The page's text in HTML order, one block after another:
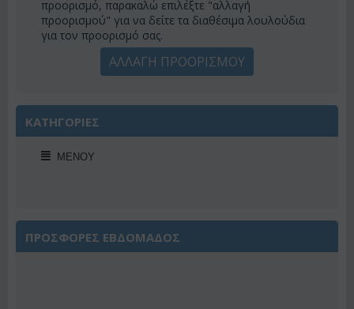
προορισμό, παρακαλώ επιλέξτε "αλλαγή
προορισμού" για να δείτε τα διαθέσιμα λουλούδια
για τον προορισμό σας.
ΑΛΛΑΓΗ ΠΡΟΟΡΙΣΜΟΥ
ΚΑΤΗΓΟΡΙΕΣ
ΜΕΝΟΎ
ΠΡΟΣΦΟΡΕΣ ΕΒΔΟΜΑΔΟΣ